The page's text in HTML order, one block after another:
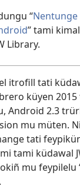
“Nentunge
” tami
Library.
itrofill tati
küyen 2015
Android 2.3
mu müten.
tati
tami küdawal
mu feypilelu